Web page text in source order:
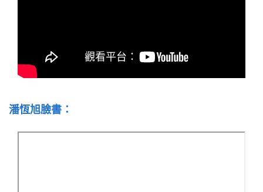
潘恆旭臉書：